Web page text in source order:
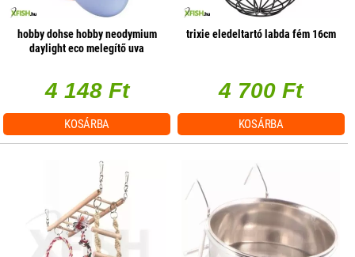
hobby dohse hobby neodymium
daylight eco melegítő uva
4 148 Ft
KOSÁRBA
trixie eledeltartó labda fém 16cm
4 700 Ft
KOSÁRBA